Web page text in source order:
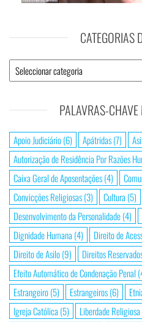
CATEGORIAS
PALAVRAS-
Apoio Judiciário(6) Apátridas(7)
Autorização de Residência Por Razões
Caixa Geral de Aposentações(4)
Convicções Religiosas(3) Cultura (5)
Desenvolvimento da Personalidade(4)
Dignidade Humana (4) Direito de
Direito de Asilo(9) Direitos
Efeito Automático de Condenação Penal
Estrangeiro(5) Estrangeiros(6)
Igreja Católica (5) Liberdade Religiosa